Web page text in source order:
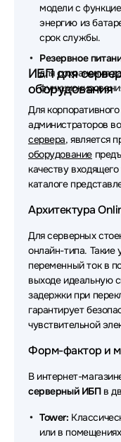
Источники
Источники
Источники
Источники
Источники
Источники
Источники
Источники
Источники
Источники
модели с
энергию из
срок службы.
Резервное
для сохранения
ИБП для
оборудования
Для
администраторов
сервера, является
оборудование
качеству
каталоге
Архитектура
Для серверных
онлайн-типа. Такие
переменный ток в
выходе идеальную
задержки при
гарантирует
чувствительной
Форм-фактор и
В интернет-
серверный ИБПв
Tower:
или в